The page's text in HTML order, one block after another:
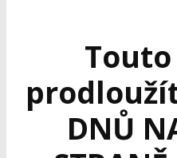
DNŮ